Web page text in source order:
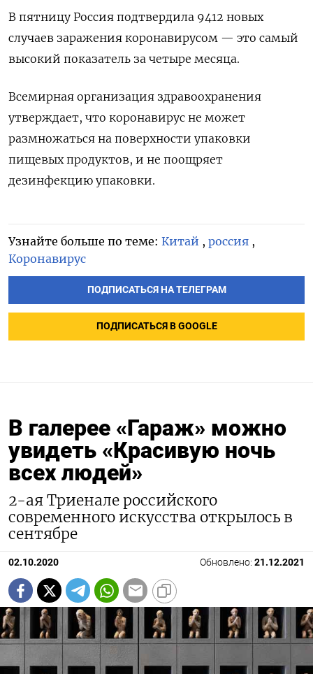
В пятницу Россия подтвердила 9412 новых
случаев заражения коронавирусом — это самый
высокий показатель за четыре месяца.
Всемирная организация здравоохранения
утверждает, что коронавирус не может
размножаться на поверхности упаковки
пищевых продуктов, и не поощряет
дезинфекцию упаковки.
Узнайте больше по теме: Китай , россия ,
Коронавирус
ПОДПИСАТЬСЯ НА ТЕЛЕГРАМ
ПОДПИСАТЬСЯ В GOOGLE
В галерее «Гараж» можно
увидеть «Красивую ночь
всех людей»
2-ая Триенале российского
современного искусства открылось в
сентябре
02.10.2020 Обновлено: 21.12.2021